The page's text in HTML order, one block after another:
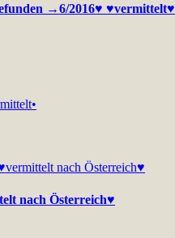
→6/2016♥ ♥vermittelt♥
nach Österreich♥